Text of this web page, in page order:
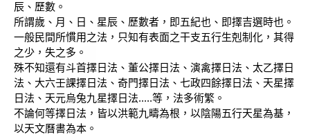
辰、歷數。
所謂歲、月、日、星辰、歷數者，即五紀也、即擇吉選時也。
一般民間所慣用之法，只知有表面之干支五行生剋制化，其得
之少，失之多。
殊不知還有斗首擇日法、董公擇日法、演禽擇日法、太乙擇日
法、大六壬課擇日法、奇門擇日法、七政四餘擇日法、天星擇
日法、天元烏兔九星擇日法.....等，法多術繁。
不論何等擇日法，皆以洪範九疇為根，以陰陽五行天星為基，
以天文曆書為本。